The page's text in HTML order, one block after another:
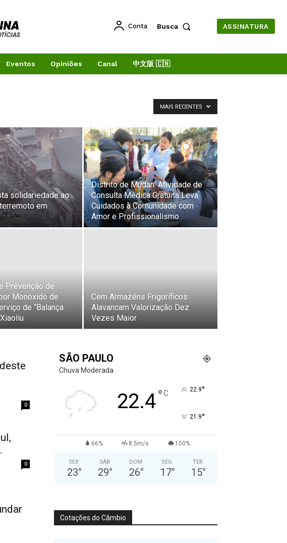
Conta Busca ASSINATURA
Eventos Opiniões Canal 中文版 🇨🇳
MAIS RECENTES
solidariedade ao
em
Distrito de Mudan: Atividade de
Consulta Médica Gratuita Leva
Cuidados à Comunidade com
Amor e Profissionalismo
Prevenção de
Monóxido de
de “Balança
Cem Armazéns Frigoríficos
Alavancam Valorização Dez
Vezes Maior
0
0
SÃO PAULO
Chuva Moderada
22.4°C 22.9°
21.9°
66% 8.5m/s 100%
SEX
23°
SÁB
29°
DOM
26°
SEG
17°
TER
15°
Cotações do Câmbio